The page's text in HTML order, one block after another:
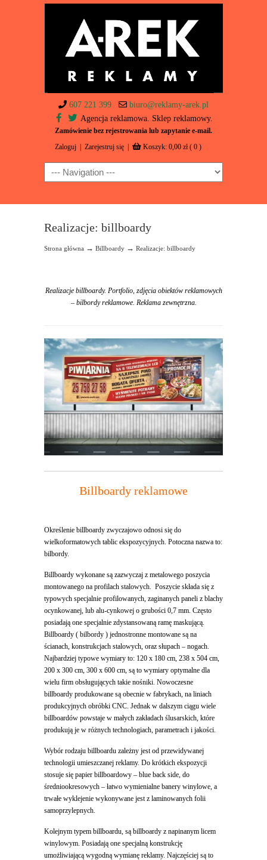
607 221 399
biuro@reklamy-arek.pl
Agencja reklamowa. Sklep reklamowy.
Zamówienie bez rejestrowania lub zapytanie e-mail.
Zaloguj Zarejestruj się Koszyk: 0,00 zł ( 0 )
Navigation
Realizacje: billboardy
Strona główna → Billboardy → Realizacje: billboardy
Realizacje billboardy. Portfolio, zdjęcia obiektów reklamowych
– bilbordy reklamowe. Reklama zewnętrzna.
Billboardy reklamowe
Określenie billboardy zwyczajowo odnosi się do
wielkoformatowych tablic ekspozycyjnych. Potoczna nazwa to:
bilbordy.
Billboardy wykonane są zazwyczaj z metalowego poszycia
montowanego na profilach stalowych. Poszycie składa się z
typowych specjalnie profilowanych, zaginanych paneli z blachy
ocynkowanej, lub alu-cynkowej o grubości 0,7 mm. Często
posiadają one specjalnie zdystansowaną ramę maskującą.
Billboardy ( bilbordy ) jednostronne montowane są na
ścianach, konstrukcjach stalowych, oraz słupach – nogach.
Najbardziej typowe wymiary to: 120 x 180 cm, 238 x 504 cm,
200 x 300 cm, 300 x 600 cm, są to wymiary optymalne dla
wielu firm obsługujących takie nośniki. Nowoczesne
billboardy produkowane są obecnie w fabrykach, na liniach
produkcyjnych obróbki CNC. Jednak w dalszym ciągu wiele
billboardów powstaje w małych zakładach ślusarskich, które
produkują je w różnych technologiach, parametrach i jakości.
Wybór rodzaju billboardu zależny jest od przewidywanej
technologii umieszczanej reklamy. Do krótkich ekspozycji
stosuje się papier billboardowy – blue back side, do
średniookresowych – łatwo wymienialne banery winylowe, a
trwałe wyklejenie wykonywane jest z laminowanych folii
samoprzylepnych.
Kolejnym typem billboardu, są billboardy z napinanym licem
winylowym. Posiadają one specjalną konstrukcję
umożliwiającą wygodną wymianę reklamy. Najczęściej są to